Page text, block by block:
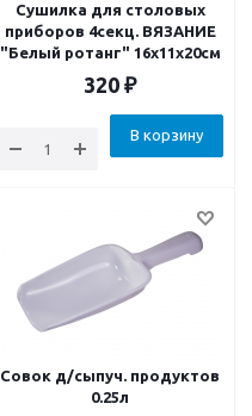
Сушилка для столовых
приборов 4секц. ВЯЗАНИЕ
"Белый ротанг" 16x11x20см
320 ₽
В корзину
Совок д/сыпуч. продуктов
0.25л